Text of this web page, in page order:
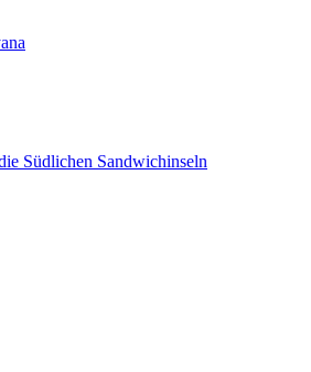
Südlichen Sandwichinseln